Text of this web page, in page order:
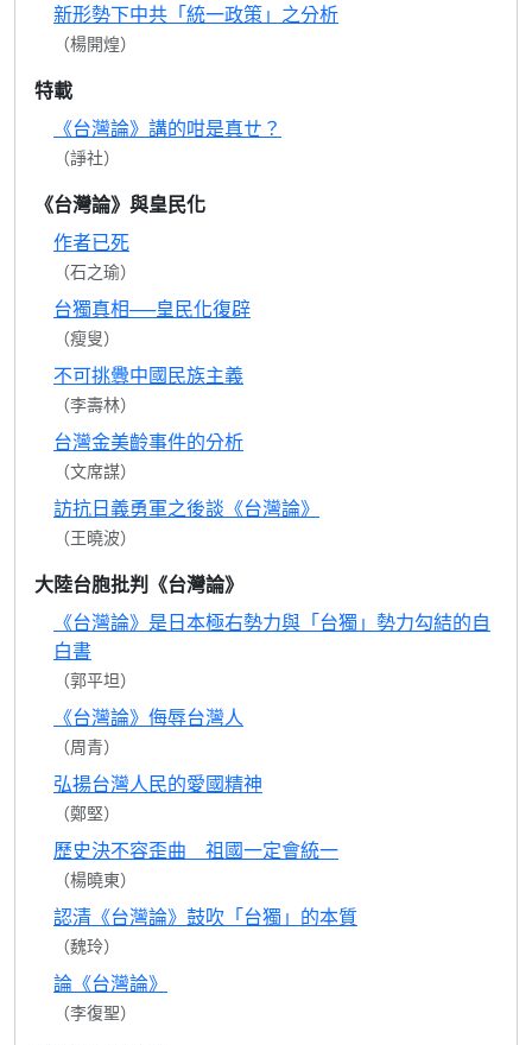
新形勢下中共「統一政策」之分析
（楊開煌）
特載
《台灣論》講的咁是真ㄝ？
（諍社）
《台灣論》與皇民化
作者已死
（石之瑜）
台獨真相──皇民化復辟
（瘦叟）
不可挑釁中國民族主義
（李壽林）
台灣金美齡事件的分析
（文席謀）
訪抗日義勇軍之後談《台灣論》
（王曉波）
大陸台胞批判《台灣論》
《台灣論》是日本極右勢力與「台獨」勢力勾結的自
白書
（郭平坦）
《台灣論》侮辱台灣人
（周青）
弘揚台灣人民的愛國精神
（鄭堅）
歷史決不容歪曲 祖國一定會統一
（楊曉東）
認清《台灣論》鼓吹「台獨」的本質
（魏玲）
論《台灣論》
（李復聖）